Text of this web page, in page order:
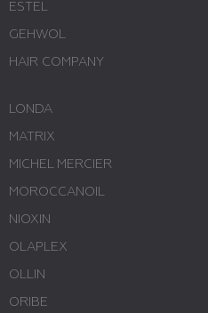
ESTEL
GEHWOL
HAIR COMPANY
LONDA
MATRIX
MICHEL MERCIER
MOROCCANOIL
NIOXIN
OLAPLEX
OLLIN
ORIBE